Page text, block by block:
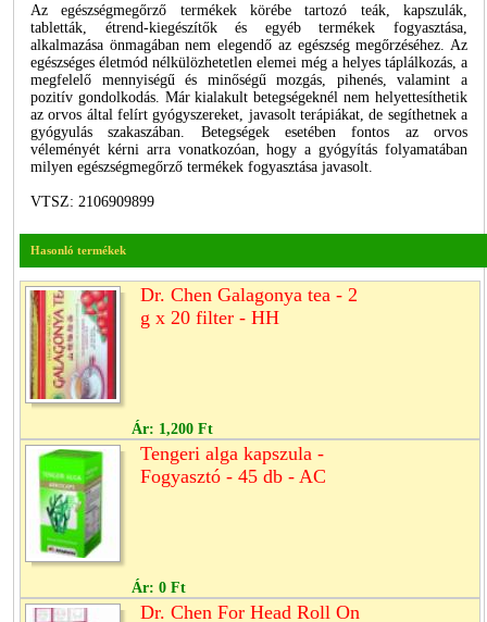
Az egészségmegőrző termékek körébe tartozó teák, kapszulák,
tabletták, étrend-kiegészítők és egyéb termékek fogyasztása,
alkalmazása önmagában nem elegendő az egészség megőrzéséhez. Az
egészséges életmód nélkülözhetetlen elemei még a helyes táplálkozás, a
megfelelő mennyiségű és minőségű mozgás, pihenés, valamint a
pozitív gondolkodás. Már kialakult betegségeknél nem helyettesíthetik
az orvos által felírt gyógyszereket, javasolt terápiákat, de segíthetnek a
gyógyulás szakaszában. Betegségek esetében fontos az orvos
véleményét kérni arra vonatkozóan, hogy a gyógyítás folyamatában
milyen egészségmegőrző termékek fogyasztása javasolt.
VTSZ: 2106909899
Hasonló termékek
Dr. Chen Galagonya tea - 2
g x 20 filter - HH
Ár: 1,200 Ft
Tengeri alga kapszula -
Fogyasztó - 45 db - AC
Ár: 0 Ft
Dr. Chen For Head Roll On